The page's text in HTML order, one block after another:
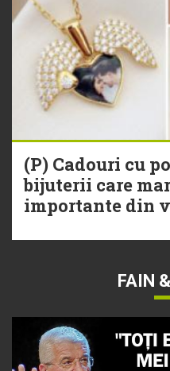
(P) Cadouri cu
bijuterii care
importante din
FAIN